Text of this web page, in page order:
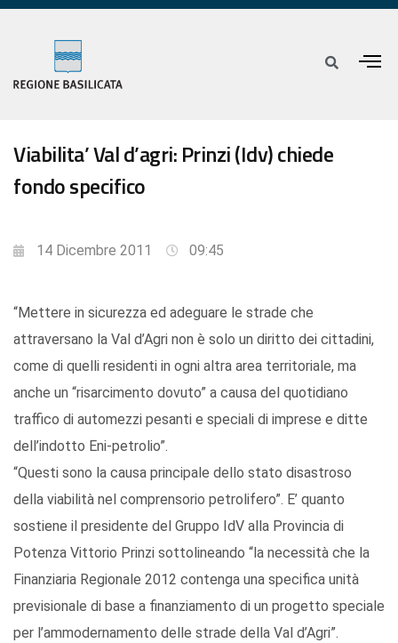
Viabilita’ Val d’agri: Prinzi (Idv) chiede
fondo specifico
14 Dicembre 2011 09:45
“Mettere in sicurezza ed adeguare le strade che
attraversano la Val d’Agri non è solo un diritto dei cittadini,
come di quelli residenti in ogni altra area territoriale, ma
anche un “risarcimento dovuto” a causa del quotidiano
traffico di automezzi pesanti e speciali di imprese e ditte
dell’indotto Eni-petrolio”.
“Questi sono la causa principale dello stato disastroso
della viabilità nel comprensorio petrolifero”. E’ quanto
sostiene il presidente del Gruppo IdV alla Provincia di
Potenza Vittorio Prinzi sottolineando “la necessità che la
Finanziaria Regionale 2012 contenga una specifica unità
previsionale di base a finanziamento di un progetto speciale
per l’ammodernamento delle strade della Val d’Agri”.